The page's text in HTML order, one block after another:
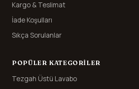
Kargo & Teslimat
İade Koşulları
Sıkça Sorulanlar
POPÜLER KATEGORILER
Tezgah Üstü Lavabo